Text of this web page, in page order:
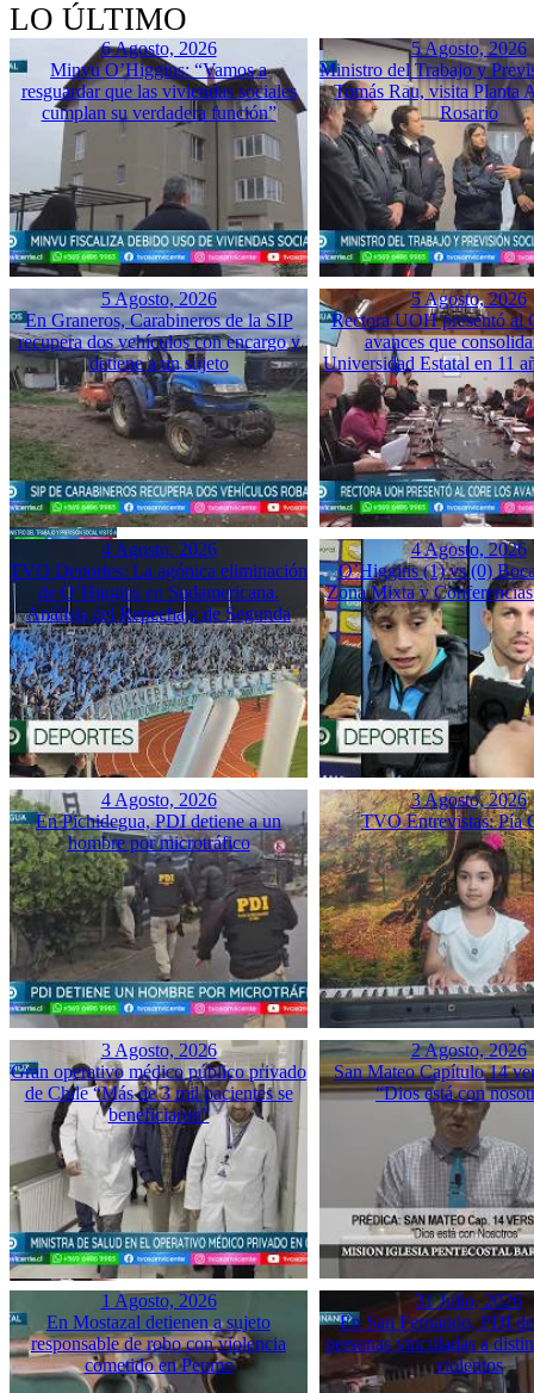
LO ÚLTIMO
6 Agosto, 2026
Minvu O’Higgins: “Vamos a
resguardar que las viviendas sociales
cumplan su verdadera función”
5 Agosto, 2026
Ministro del Trabajo y
Tomás Rau, visita Planta
Rosario
5 Agosto, 2026
En Graneros, Carabineros de la SIP
recupera dos vehículos con encargo y
detiene a un sujeto
5 Agosto, 2026
Rectora UOH presentó al
avances que
Universidad Estatal en 11
4 Agosto, 2026
TVO Deportes: La agónica eliminación
de O’Higgins en Sudamericana.
Análisis del Repechaje de Segunda
4 Agosto, 2026
O’Higgins (1) vs (0)
Zona Mixta y Conferencias
4 Agosto, 2026
En Pichidegua, PDI detiene a un
hombre por microtráfico
3 Agosto, 2026
TVO Entrevistas: Pía
3 Agosto, 2026
Gran operativo médico público privado
de Chile “Más de 3 mil pacientes se
beneficiaron”
2 Agosto, 2026
San Mateo Capítulo 14
“Dios está con
1 Agosto, 2026
En Mostazal detienen a sujeto
responsable de robo con violencia
cometido en Peumo
31 Julio, 2026
En San Fernando, PDI
personas vinculadas a
violentos